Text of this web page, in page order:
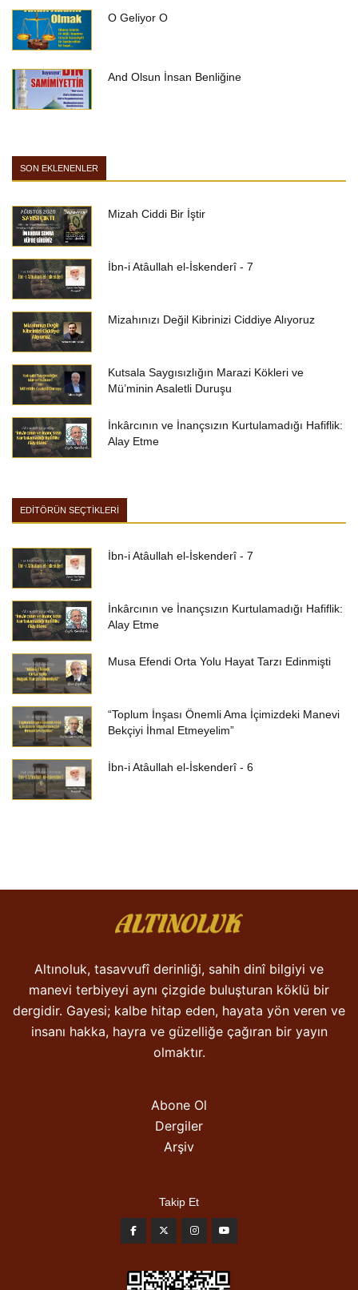
O Geliyor O
And Olsun İnsan Benliğine
SON EKLENENLER
Mizah Ciddi Bir İştir
İbn-i Atâullah el-İskenderî - 7
Mizahınızı Değil Kibrinizi Ciddiye Alıyoruz
Kutsala Saygısızlığın Marazi Kökleri ve
Mü’minin Asaletli Duruşu
İnkârcının ve İnançsızın Kurtulamadığı Hafiflik:
Alay Etme
EDİTÖRÜN SEÇTİKLERİ
İbn-i Atâullah el-İskenderî - 7
İnkârcının ve İnançsızın Kurtulamadığı Hafiflik:
Alay Etme
Musa Efendi Orta Yolu Hayat Tarzı Edinmişti
“Toplum İnşası Önemli Ama İçimizdeki Manevi
Bekçiyi İhmal Etmeyelim”
İbn-i Atâullah el-İskenderî - 6
Altınoluk, tasavvufî derinliği, sahih dinî bilgiyi ve
manevi terbiyeyi aynı çizgide buluşturan köklü bir
dergidir. Gayesi; kalbe hitap eden, hayata yön veren ve
insanı hakka, hayra ve güzelliğe çağıran bir yayın
olmaktır.
Abone Ol
Dergiler
Arşiv
Takip Et